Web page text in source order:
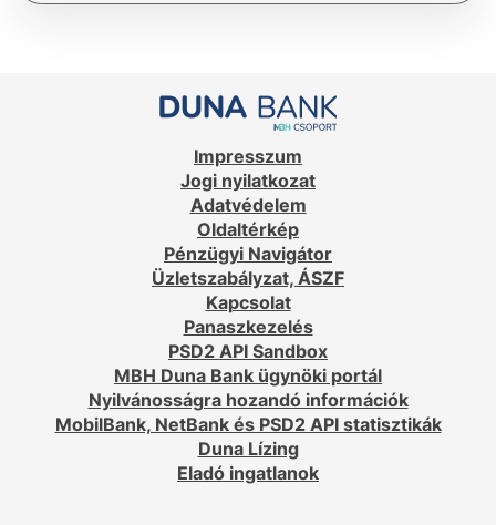
Impresszum
Jogi nyilatkozat
Adatvédelem
Oldaltérkép
Pénzügyi Navigátor
Üzletszabályzat, ÁSZF
Kapcsolat
Panaszkezelés
PSD2 API Sandbox
MBH Duna Bank ügynöki portál
Nyilvánosságra hozandó információk
MobilBank, NetBank és PSD2 API statisztikák
Duna Lízing
Eladó ingatlanok